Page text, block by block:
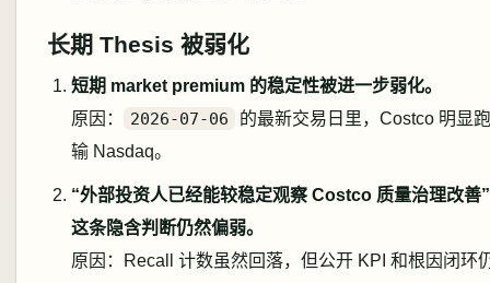
长期 Thesis 被弱化
短期 market premium 的稳定性被进一步弱化。
原因：
2026-07-06
的最新交易日里，Costco 明显跑
输 Nasdaq。
“外部投资人已经能较稳定观察 Costco 质量治理改善”
这条隐含判断仍然偏弱。
原因：Recall 计数虽然回落，但公开 KPI 和根因闭环